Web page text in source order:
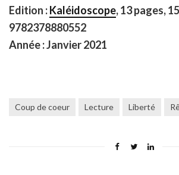
Edition :Kaléidoscope, 13 pages,
9782378880552
Année : Janvier 2021
Coup de coeur Lecture Liberté